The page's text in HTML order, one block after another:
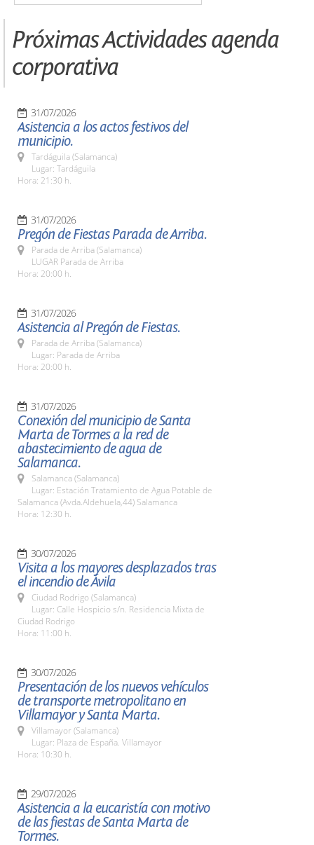
Próximas Actividades agenda
corporativa
31/07/2026
Asistencia a los actos festivos del
municipio.
Tardáguila (Salamanca)
Lugar: Tardáguila
Hora: 21:30 h.
31/07/2026
Pregón de Fiestas Parada de Arriba.
Parada de Arriba (Salamanca)
LUGAR Parada de Arriba
Hora: 20:00 h.
31/07/2026
Asistencia al Pregón de Fiestas.
Parada de Arriba (Salamanca)
Lugar: Parada de Arriba
Hora: 20:00 h.
31/07/2026
Conexión del municipio de Santa
Marta de Tormes a la red de
abastecimiento de agua de
Salamanca.
Salamanca (Salamanca)
Lugar: Estación Tratamiento de Agua Potable de
Salamanca (Avda.Aldehuela,44) Salamanca
Hora: 12:30 h.
30/07/2026
Visita a los mayores desplazados tras
el incendio de Ávila
Ciudad Rodrigo (Salamanca)
Lugar: Calle Hospicio s/n. Residencia Mixta de
Ciudad Rodrigo
Hora: 11:00 h.
30/07/2026
Presentación de los nuevos vehículos
de transporte metropolitano en
Villamayor y Santa Marta.
Villamayor (Salamanca)
Lugar: Plaza de España. Villamayor
Hora: 10:30 h.
29/07/2026
Asistencia a la eucaristía con motivo
de las fiestas de Santa Marta de
Tormes.